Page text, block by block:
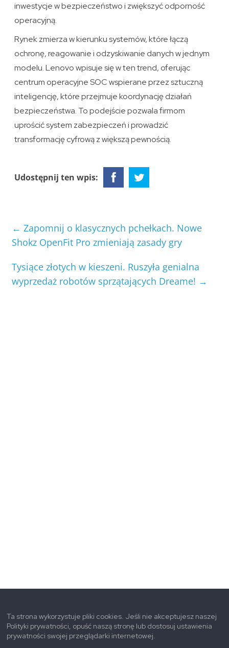
inwestycje w bezpieczeństwo i zwiększyć odporność
operacyjną.
Rynek zmierza w kierunku systemów, które łączą
ochronę, reagowanie i odzyskiwanie danych w jednym
modelu. Lenovo wpisuje się w ten trend, oferując
centrum operacyjne SOC wspierane przez sztuczną
inteligencję, które przejmuje koordynację działań
bezpieczeństwa. To podejście pozwala firmom
uprościć system zabezpieczeń i prowadzić
transformację cyfrową z większą pewnością.
Udostępnij ten wpis:
← Zapomnij o klasycznych pchełkach. Nowe
Shokz OpenFit Pro zmieniają zasady gry
Tysiące złotych w kieszeni. Ruszyła genialna
wyprzedaż robotów sprzątających Dreame! →
Ta strona wykorzystuje pliki cookies. Jeśli nie akceptujesz naszej
Polityki prywatności, opuść naszą stronę lub dostosuj ustawienia
prywatności swojej przeglądarki internetowej.